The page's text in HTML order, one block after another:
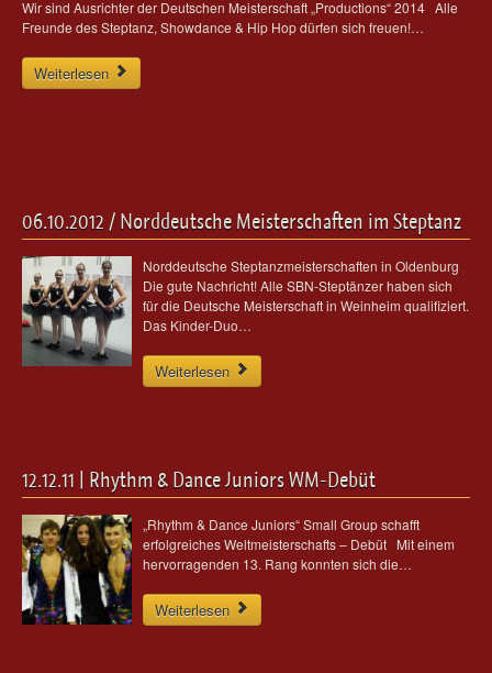
Wir sind Ausrichter der Deutschen Meisterschaft „Productions“ 2014 Alle
Freunde des Steptanz, Showdance & Hip Hop dürfen sich freuen!…
Weiterlesen
06.10.2012 / Norddeutsche Meisterschaften im Steptanz
Norddeutsche Steptanzmeisterschaften in Oldenburg
Die gute Nachricht! Alle SBN-Steptänzer haben sich
für die Deutsche Meisterschaft in Weinheim qualifiziert.
Das Kinder-Duo…
Weiterlesen
12.12.11 | Rhythm & Dance Juniors WM-Debüt
„Rhythm & Dance Juniors“ Small Group schafft
erfolgreiches Weltmeisterschafts – Debüt Mit einem
hervorragenden 13. Rang konnten sich die…
Weiterlesen